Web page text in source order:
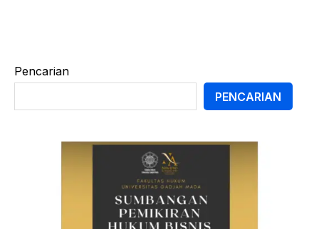
Pencarian
PENCARIAN